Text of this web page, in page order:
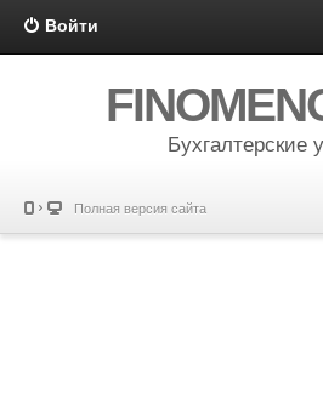
Войти
Бухгалтерские
Полная версия сайта